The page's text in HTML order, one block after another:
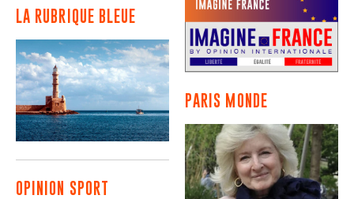
LA RUBRIQUE BLEUE
OPINION SPORT
PARIS MONDE